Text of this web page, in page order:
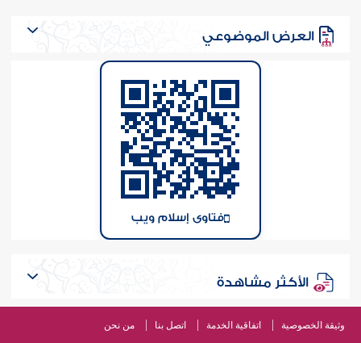
العرض الموضوعي
فتاوى إسلام ويب
الأكثر مشاهدة
وثيقة الخصوصية اتفاقية الخدمة اتصل بنا من نحن